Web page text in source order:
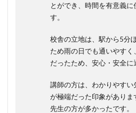
とができ、時間を有意義に
す。
校舎の立地は、駅から5分
ため雨の日でも通いやす
だったため、安心・安全に
講師の方は、わかりやす
が極端だった印象があり
先生の方が多かったです。